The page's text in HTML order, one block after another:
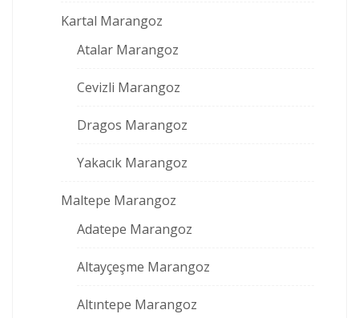
Kartal Marangoz
Atalar Marangoz
Cevizli Marangoz
Dragos Marangoz
Yakacık Marangoz
Maltepe Marangoz
Adatepe Marangoz
Altayçeşme Marangoz
Altıntepe Marangoz